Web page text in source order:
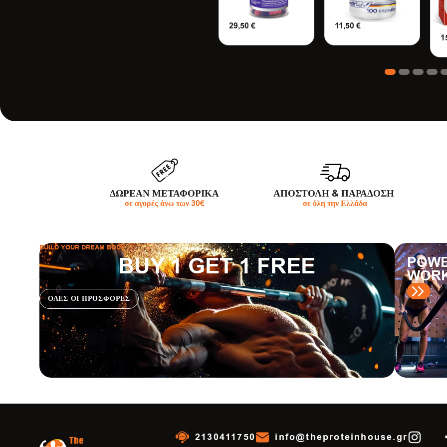
29,50€
ΠΡΟΣΘΗΚΗ ΣΤΟ ΚΑΛΑΘΙ
11,50€
ΠΡΟΣΘΗΚΗ ΣΤΟ ΚΑΛΑΘΙ
3 4 5 6
ΔΩΡΕΑΝ ΜΕΤΑΦΟΡΙΚΑ
σε αγορές άνω των 30€
ΑΠΟΣΤΟΛΗ & ΠΑΡΆΔΟΣΗ
σε όλη την Ελλάδα
BUILD YOUR DREAM BODY
BUY 1 GET 1 FREE
ΟΛΕΣ ΟΙ ΠΡΟΣΦΟΡΕΣ
2130411750 info@theproteinhouse.gr